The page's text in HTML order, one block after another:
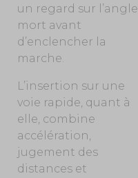
un regard sur l’angle
mort avant
d’enclencher la
marche.
L’insertion sur une
voie rapide, quant à
elle, combine
accélération,
jugement des
distances et